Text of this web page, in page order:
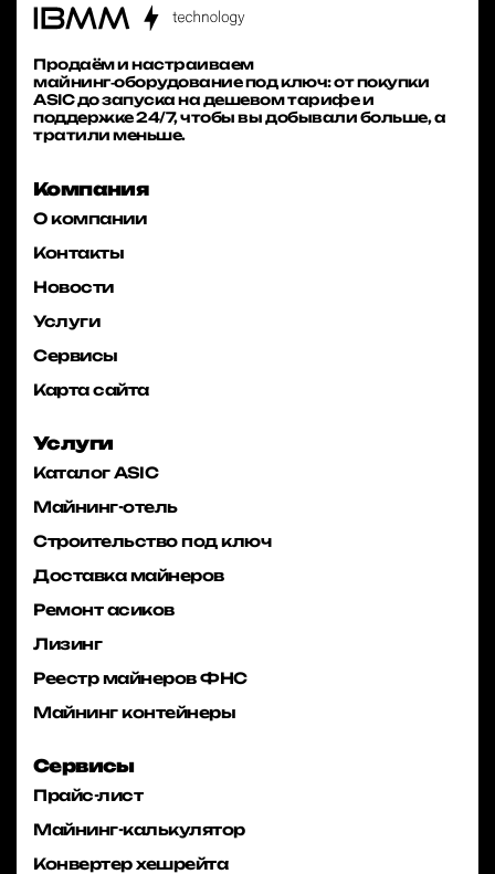
Продаём и настраиваем
майнинг‑оборудование под ключ: от покупки
ASIC до запуска на дешевом тарифе и
поддержке 24/7, чтобы вы добывали больше, а
тратили меньше.
Компания
О компании
Контакты
Новости
Услуги
Сервисы
Карта сайта
Услуги
Каталог ASIC
Майнинг-отель
Строительство под ключ
Доставка майнеров
Ремонт асиков
Лизинг
Реестр майнеров ФНС
Майнинг контейнеры
Сервисы
Прайс-лист
Майнинг-калькулятор
Конвертер хешрейта